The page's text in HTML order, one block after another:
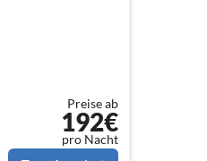
Preise ab
192€
pro Nacht